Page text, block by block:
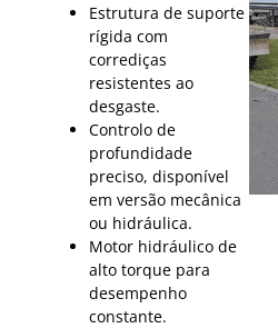
Estrutura de suporte
rígida com
corrediças
resistentes ao
desgaste.
Controlo de
profundidade
preciso, disponível
em versão mecânica
ou hidráulica.
Motor hidráulico de
alto torque para
desempenho
constante.